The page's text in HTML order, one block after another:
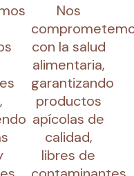
Nos
con la salud
alimentaria,
garantizando
productos
apícolas de
calidad,
libres de